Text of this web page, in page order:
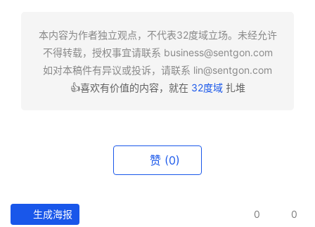
深
本内容为作者独立观点，不代表32度域立场。未经允许
不得转载，授权事宜请联系 business@sentgon.com
如对本稿件有异议或投诉，请联系 lin@sentgon.com
👍喜欢有价值的内容，就在 32度域扎堆
赞 (0)
生成海报 0 0